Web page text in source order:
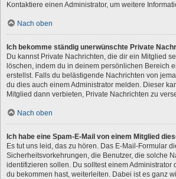
Kontaktiere einen Administrator, um weitere
Nach oben
Ich bekomme ständig unerwünschte Private
Du kannst Private Nachrichten, die dir ein Mitglied
löschen, indem du in deinem persönlichen Bereich
erstellst. Falls du belästigende Nachrichten von
du dies auch einem Administrator melden. Dieser
Mitglied dann verbieten, Private Nachrichten zu
Nach oben
Ich habe eine Spam-E-Mail von einem Mitglied
Es tut uns leid, das zu hören. Das E-Mail-Formular
Sicherheitsvorkehrungen, die Benutzer, die solche
identifizieren sollen. Du solltest einem Administrator
du bekommen hast, weiterleiten. Dabei ist es ganz